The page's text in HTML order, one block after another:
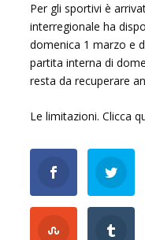
Per gli sportivi è
interregionale ha
domenica 1 marzo e
partita interna di
resta da recuperare
Le limitazioni. Clicca